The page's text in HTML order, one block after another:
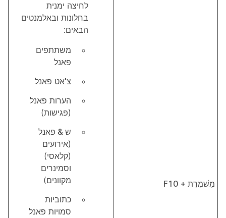
מִשׁמֶרֶת + F10
לחיצה ימנית
בחלונות ובאלמנטים
הבאים:
משתתפים
פאנל
צ'אט פאנל
הערות פאנל
(פגישות)
ש & פאנל
(אירועים
(קלאסי)
וסמינרים
מקוונים)
כתוביות
סמויות פאנל